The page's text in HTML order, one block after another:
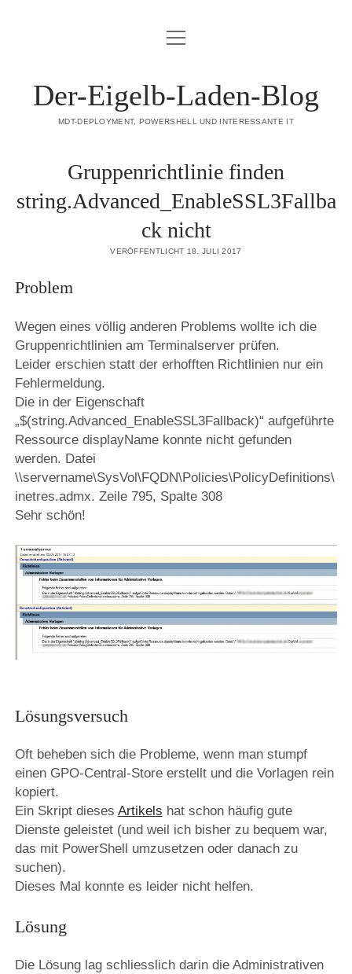
DATENSCHUTZERKLÄRUNG
Menü
öffnen
Der-Eigelb-Laden-Blog
MDT-DEPLOYMENT, POWERSHELL UND INTERESSANTE IT
Gruppenrichtlinie finden
string.Advanced_EnableSSL3Fallba
ck nicht
VERÖFFENTLICHT 18. JULI 2017
Problem
Wegen eines völlig anderen Problems wollte ich die
Gruppenrichtlinien am Terminalserver prüfen.
Leider erschien statt der erhofften Richtlinien nur ein
Fehlermeldung.
Die in der Eigenschaft
„$(string.Advanced_EnableSSL3Fallback)“ aufgeführte
Ressource displayName konnte nicht gefunden
werden. Datei
\\servername\SysVol\FQDN\Policies\PolicyDefinitions\
inetres.admx. Zeile 795, Spalte 308
Sehr schön!
Lösungsversuch
Oft beheben sich die Probleme, wenn man stumpf
einen GPO-Central-Store erstellt und die Vorlagen rein
kopiert.
Ein Skript dieses Artikels hat schon häufig gute
Dienste geleistet (und weil ich bisher zu bequem war,
das mit PowerShell umzusetzen oder danach zu
suchen).
Dieses Mal konnte es leider nicht helfen.
Lösung
Die Lösung lag schliesslich darin die Administrativen